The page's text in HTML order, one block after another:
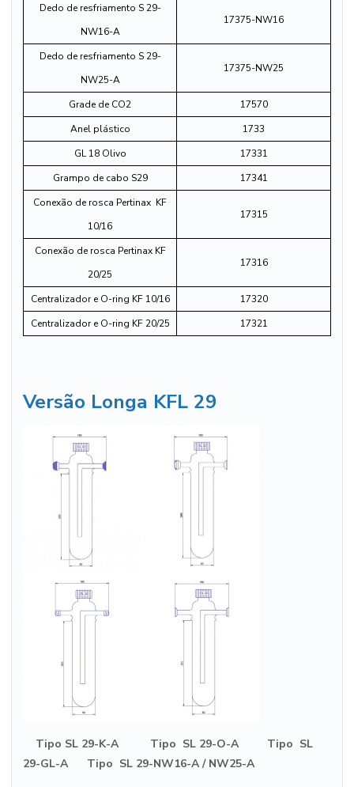
Dedo de resfriamento S 29-
NW16-A
17375-NW16
Dedo de resfriamento S 29-
NW25-A
17375-NW25
Grade de CO2
17570
Anel plástico
1733
GL 18 Olivo
17331
Grampo de cabo S29
17341
Conexão de rosca Pertinax KF
10/16
17315
Conexão de rosca Pertinax KF
20/25
17316
Centralizador e O-ring KF 10/16
17320
Centralizador e O-ring KF 20/25
17321
Versão Longa KFL 29
Tipo SL 29-K-A Tipo SL 29-O-A Tipo SL
29-GL-A Tipo SL 29-NW16-A / NW25-A